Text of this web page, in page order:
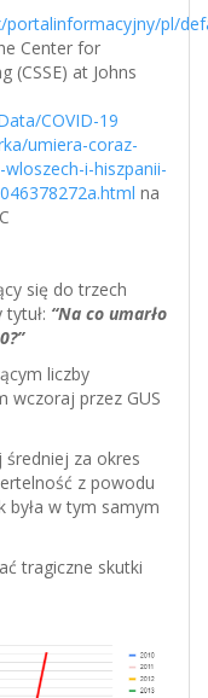
pl/
Center for
(CSSE) at Johns
COVID-19
umiera-coraz-
i-hiszpanii-
na
się do trzech
“Na co umarło
liczby
wczoraj przez GUS
za okres
z powodu
była w tym samym
tragiczne skutki